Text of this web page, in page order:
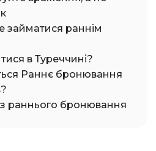
раннім
в Туреччині?
Раннє бронювання
з раннього бронювання